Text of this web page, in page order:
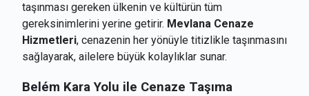
taşınması gereken ülkenin ve kültürün tüm
gereksinimlerini yerine getirir. Mevlana Cenaze
Hizmetleri, cenazenin her yönüyle titizlikle taşınmasını
sağlayarak, ailelere büyük kolaylıklar sunar.
Belém Kara Yolu ile Cenaze Taşıma